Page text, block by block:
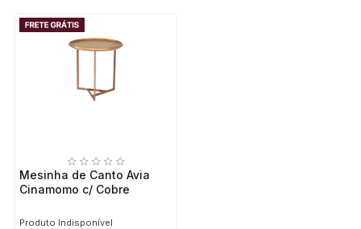
Mesinha de Canto Avia
Cinamomo c/ Cobre
Produto Indisponível